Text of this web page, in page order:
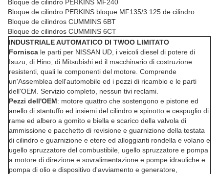
Bloque de cilindro PERKINS MF240
Bloque de cilindro PERKINS bloque MF135/3.125 de cilindro
Bloque de cilindros CUMMINS 6BT
Bloque de cilindros CUMMINS 6CT
INDUSTRIALE AUTOMATICO DI TWOO LIMITATO
Fornisca le parti per NISSAN UD, i veicoli diesel di potere di
Isuzu, di Hino, di Mitsubishi ed il macchinario di costruzione
resistenti, quali le componenti del motore. Comprende
un'Assemblea dell'automobile ed i pezzi di ricambio e le parti
dell'OEM. Servizio completo, nessun tivi reclami.
Pezzi dell'OEM: motore quattro che sostengono e pistone ed
anello di stantuffo ed insiemi del cilindro e spinotto e cespuglio di
rame ed albero a gomito e biella e scarico della valvola di
ammissione e pacchetto di revisione e guarnizione della testata
di cilindro e guarnizione e etere ed alloggianti rondella e volano e
ugello spruzzatore del combustibile, ugello spruzzatore e pompa
a motore di direzione e sovralimentazione e pompe idrauliche e
pompa di olio e dispositivo d'avviamento e generatore,